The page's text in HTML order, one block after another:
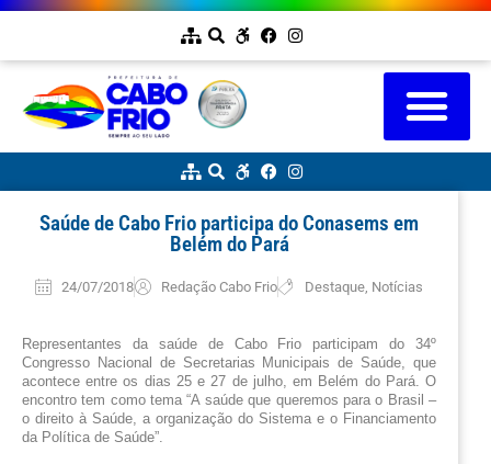
Saúde de Cabo Frio participa do Conasems em
Belém do Pará
24/07/2018 Redação Cabo Frio Destaque, Notícias
Representantes da saúde de Cabo Frio participam do 34º
Congresso Nacional de Secretarias Municipais de Saúde , que
acontece entre os dias 25 e 27 de julho, em Belém do Pará. O
encontro tem como tema “A saúde que queremos para o Brasil –
o direito à Saúde, a organização do Sistema e o Financiamento
da Política de Saúde”.